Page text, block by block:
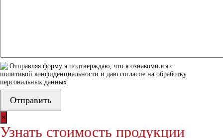
Отправляя форму я подтверждаю, что я ознакомился с
политикой конфиденциальности и даю согласие на обработку
персональных данных
×
Узнать стоимость продукции